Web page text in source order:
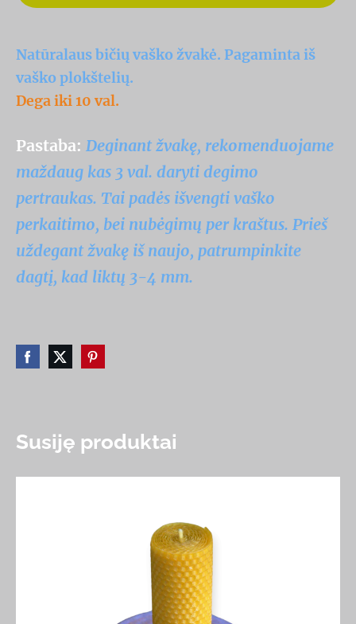
Natūralaus bičių vaško žvakė. Pagaminta iš
vaško plokštelių.
Dega iki 10 val.
Pastaba: Deginant žvakę, rekomenduojame
maždaug kas 3 val. daryti degimo
pertraukas. Tai padės išvengti vaško
perkaitimo, bei nubėgimų per kraštus. Prieš
uždegant žvakę iš naujo, patrumpinkite
dagtį, kad liktų 3-4 mm.
Susiję produktai